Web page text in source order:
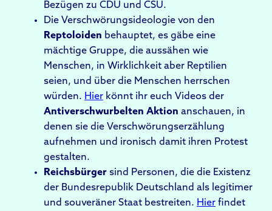
Bezügen zu CDU und CSU.
Die Verschwörungsideologie von den
Reptoloiden behauptet, es gäbe eine
mächtige Gruppe, die aussähen wie
Menschen, in Wirklichkeit aber Reptilien
seien, und über die Menschen herrschen
würden. Hier könnt ihr euch Videos der
Antiverschwurbelten Aktion anschauen, in
denen sie die Verschwörungserzählung
aufnehmen und ironisch damit ihren Protest
gestalten.
Reichsbürger sind Personen, die die Existenz
der Bundesrepublik Deutschland als legitimer
und souveräner Staat bestreiten. Hier findet